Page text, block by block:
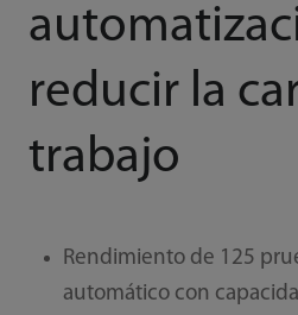
reducir la
trabajo
Rendimiento de 125
automático con